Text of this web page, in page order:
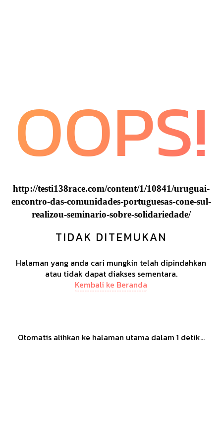
OOPS!
http://testi138race.com/content/1/10841/uruguai-
encontro-das-comunidades-portuguesas-cone-sul-
realizou-seminario-sobre-solidariedade/
TIDAK DITEMUKAN
Halaman yang anda cari mungkin telah dipindahkan
atau tidak dapat diakses sementara.
Kembali ke Beranda
Otomatis alihkan ke halaman utama dalam 1 detik...